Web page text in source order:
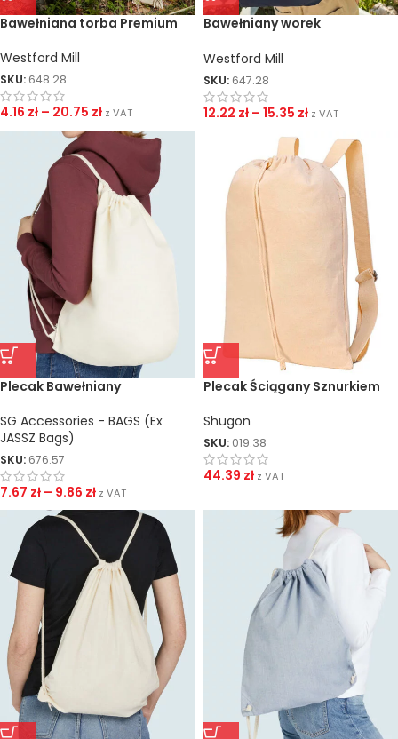
Bawełniana torba Premium
Westford Mill
SKU: 648.28
4.16 zł – 20.75 zł z VAT
Bawełniany worek
Westford Mill
SKU: 647.28
12.22 zł – 15.35 zł z VAT
Plecak Bawełniany
SG Accessories - BAGS (Ex
JASSZ Bags)
SKU: 676.57
7.67 zł – 9.86 zł z VAT
Plecak Ściągany Sznurkiem
Shugon
SKU: 019.38
44.39 zł z VAT